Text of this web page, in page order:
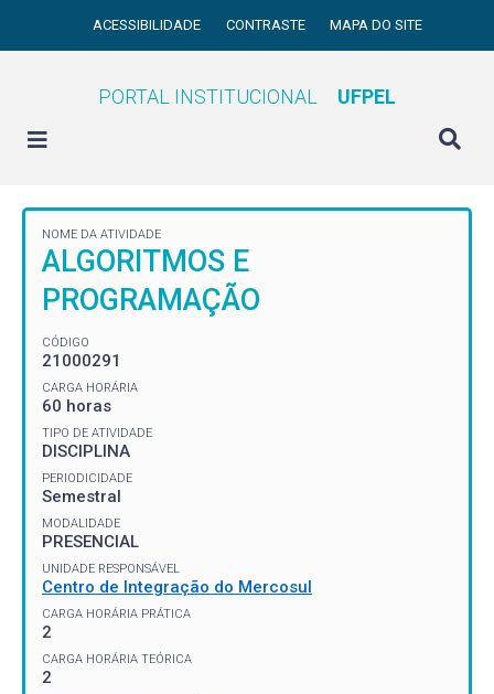
ACESSIBILIDADE CONTRASTE MAPA DO SITE
PORTAL INSTITUCIONAL UFPEL
NOME DA ATIVIDADE
ALGORITMOS E
PROGRAMAÇÃO
CÓDIGO
21000291
CARGA HORÁRIA
60 horas
TIPO DE ATIVIDADE
DISCIPLINA
PERIODICIDADE
Semestral
MODALIDADE
PRESENCIAL
UNIDADE RESPONSÁVEL
Centro de Integração do Mercosul
CARGA HORÁRIA PRÁTICA
2
CARGA HORÁRIA TEÓRICA
2